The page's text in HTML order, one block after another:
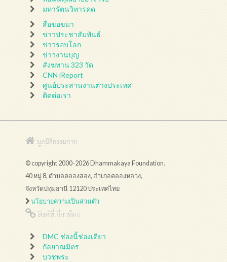
มหารัตนวิหารคด
สื่อขอขมา
ข่าวประชาสัมพันธ์
ข่าวรอบโลก
ข่าวงานบุญ
สังฆทาน 323 วัด
CNN iReport
ศูนย์ประสานงานต่างประเทศ
ติดต่อเรา
มูลนิธิธรรมกาย
© copyright 2000-2026 Dhammakaya Foundation.
40 หมู่ 8, ตำบลคลองสอง, อำเภอคลองหลวง,
จังหวัดปทุมธานี 12120 ประเทศไทย
นโยบายความเป็นส่วนตัว
ลิงค์ที่เกี่ยวข้อง
DMC ช่องนี้ช่องเดียว
กัลยาณมิตร
บวชพระ